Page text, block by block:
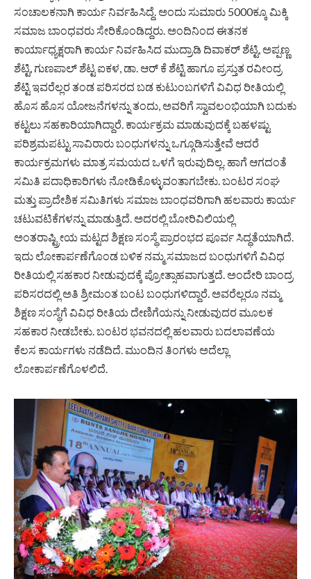
ಸಂಚಾಲಕನಾಗಿ ಕಾರ್ಯ ನಿರ್ವಹಿಸಿದ್ದೆ. ಅಂದು ಸುಮಾರು 5000ಕ್ಕೂ ಮಿಕ್ಕಿ
ಸಮಾಜ ಬಾಂಧವರು ಸೇರಿಕೊಂಡಿದ್ದರು. ಅಂದಿನಿಂದ ಈತನಕ
ಕಾರ್ಯಾಧ್ಯಕ್ಷರಾಗಿ ಕಾರ್ಯ ನಿರ್ವಹಿಸಿದ ಮುದ್ರಾಡಿ ದಿವಾಕರ್ ಶೆಟ್ಟಿ, ಅಪ್ಪಣ್ಣ
ಶೆಟ್ಟಿ, ಗುಣಪಾಲ್ ಶೆಟ್ಟ ಐಕಳ, ಡಾ. ಆರ್ ಕೆ ಶೆಟ್ಟಿ ಹಾಗೂ ಪ್ರಸ್ತುತ ರವೀಂದ್ರ
ಶೆಟ್ಟಿ ಇವರೆಲ್ಲರ ತಂಡ ಪರಿಸರದ ಬಡ ಕುಟುಂಬಗಳಿಗೆ ವಿವಿಧ ರೀತಿಯಲ್ಲಿ
ಹೊಸ ಹೊಸ ಯೋಜನೆಗಳನ್ನು ತಂದು, ಅವರಿಗೆ ಸ್ವಾವಲಂಭಿಯಾಗಿ ಬದುಕು
ಕಟ್ಟಲು ಸಹಕಾರಿಯಾಗಿದ್ದಾರೆ. ಕಾರ್ಯಕ್ರಮ ಮಾಡುವುದಕ್ಕೆ ಬಹಳಷ್ಟು
ಪರಿಶ್ರಮಪಟ್ಟು ಸಾವಿರಾರು ಬಂಧುಗಳನ್ನು ಒಗ್ಗೂಡಿಸುತ್ತೇವೆ ಆದರೆ
ಕಾರ್ಯಕ್ರಮಗಳು ಮಾತ್ರ ಸಮಯದ ಒಳಗೆ ಇರುವುದಿಲ್ಲ. ಹಾಗೆ ಆಗದಂತೆ
ಸಮಿತಿ ಪದಾಧಿಕಾರಿಗಳು ನೋಡಿಕೊಳ್ಳುವಂತಾಗಬೇಕು. ಬಂಟರ ಸಂಘ
ಮತ್ತು ಪ್ರಾದೇಶಿಕ ಸಮಿತಿಗಳು ಸಮಾಜ ಬಾಂಧವರಿಗಾಗಿ ಹಲವಾರು ಕಾರ್ಯ
ಚಟುವಟಿಕೆಗಳನ್ನು ಮಾಡುತ್ತಿದೆ. ಅದರಲ್ಲಿ ಬೋರಿವಿಲಿಯಲ್ಲಿ
ಅಂತರಾಷ್ಟ್ರೀಯ ಮಟ್ಟದ ಶಿಕ್ಷಣ ಸಂಸ್ಥೆ ಪ್ರಾರಂಭದ ಪೂರ್ವ ಸಿದ್ಧತೆಯಾಗಿದೆ.
ಇದು ಲೋಕಾರ್ಪಣೆಗೊಂಡ ಬಳಿಕ ನಮ್ಮ ಸಮಾಜದ ಬಂಧುಗಳಿಗೆ ವಿವಿಧ
ರೀತಿಯಲ್ಲಿ ಸಹಕಾರ ನೀಡುವುದಕ್ಕೆ ಪ್ರೋತ್ಸಾಹವಾಗುತ್ತದೆ. ಅಂದೇರಿ ಬಾಂದ್ರ
ಪರಿಸರದಲ್ಲಿ ಅತಿ ಶ್ರೀಮಂತ ಬಂಟ ಬಂಧುಗಳಿದ್ದಾರೆ. ಅವರೆಲ್ಲರೂ ನಮ್ಮ
ಶಿಕ್ಷಣ ಸಂಸ್ಥೆಗೆ ವಿವಿಧ ರೀತಿಯ ದೇಣಿಗೆಯನ್ನು ನೀಡುವುದರ ಮೂಲಕ
ಸಹಕಾರ ನೀಡಬೇಕು. ಬಂಟರ ಭವನದಲ್ಲಿ ಹಲವಾರು ಬದಲಾವಣೆಯ
ಕೆಲಸ ಕಾರ್ಯಗಳು ನಡೆದಿದೆ. ಮುಂದಿನ ತಿಂಗಳು ಅದೆಲ್ಲಾ
ಲೋಕಾರ್ಪಣೆಗೊಳಲಿದೆ.